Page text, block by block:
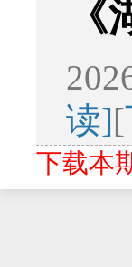
读][
下载本